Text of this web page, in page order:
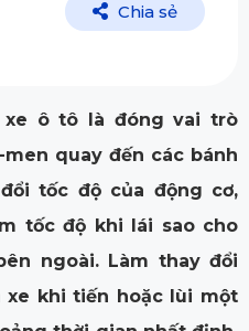
Chia sẻ
xe ô tô là đóng vai trò
quay đến các bánh
tốc độ của động cơ,
tốc độ khi lái sao cho
ngoài. Làm thay đổi
xe khi tiến hoặc lùi một